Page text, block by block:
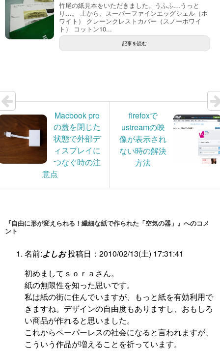
竹尾の紙見本をいただきました。うふふ…うっと
り…。 上から、スーパーファインエッグシェル（ホ
ワイト） クレーンクレストカバー（スノーホワイ
ト） コットン10...
記事を読む
Macbook pro
の蓋を閉じた
状態で外部デ
ィスプレイに
つなぐ時の注
意点
firefoxで
ustreamの映
像が表示され
ない時の解決
方法
『自由に形が変えられる！繊細な紙で作られた「空気の器」』へのコメ
ント
名前:よしお投稿日：2010/02/13(土) 17:31:41
初めましてｓｏｒａさん。
紙の無限性を知った思いです。
私は紙の街に住んでいますが、もっと紙を有効利用で
きますね。デザインの自由度もありますし、おもしろ
い商品が作れると思いました。
これからペーパーレスの社会になると言われますが、
こういう作品が増えることを祈っています。